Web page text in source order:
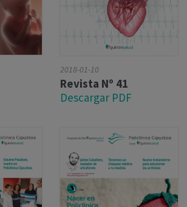
2018-01-10
Revista Nº 41
Descargar PDF